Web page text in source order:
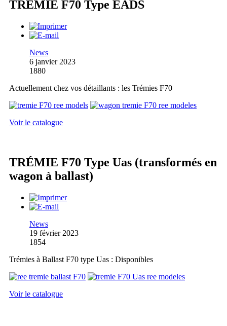
TRÉMIE F70 Type EADS
News
6 janvier 2023
1880
Actuellement chez vos détaillants : les Trémies F70
Voir le catalogue
TRÉMIE F70 Type Uas (transformés en
wagon à ballast)
News
19 février 2023
1854
Trémies à Ballast F70 type Uas : Disponibles
Voir le catalogue